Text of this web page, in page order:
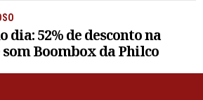
dia: 52% de desconto na
Boombox da Philco